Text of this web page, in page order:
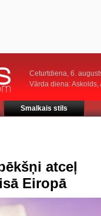
Ceturtdiena, 6.
Vārda diena: Askolds,
Smalkais stils
atceļ
Eiropā